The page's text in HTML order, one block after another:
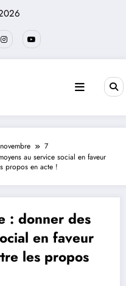
novembre
7
au service social en faveur
propos en acte !
: donner des
en faveur
les propos